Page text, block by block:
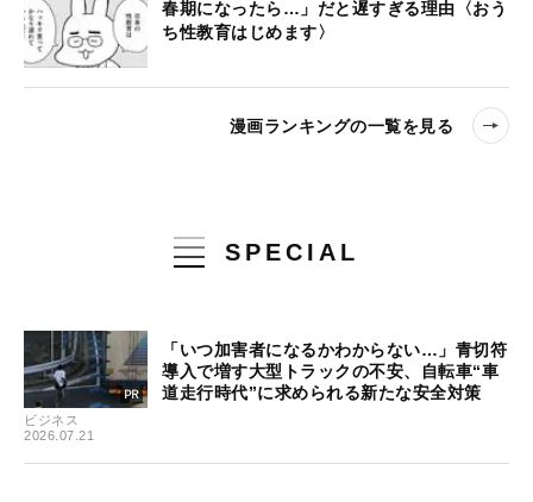
春期になったら…」だと遅すぎる理由〈おう
ち性教育はじめます〉
漫画ランキングの一覧を見る
SPECIAL
ビジネス
2026.07.21
「いつ加害者になるかわからない…」青切符
導入で増す大型トラックの不安、自転車“車
道走行時代”に求められる新たな安全対策